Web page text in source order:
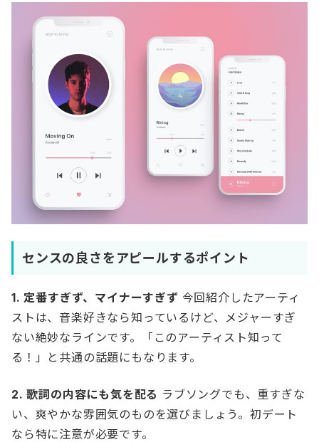
センスの良さをアピールするポイント
1. 定番すぎず、マイナーすぎず 今回紹介したアーティ
ストは、音楽好きなら知っているけど、メジャーすぎ
ない絶妙なラインです。「このアーティスト知って
る！」と共通の話題にもなります。
2. 歌詞の内容にも気を配る ラブソングでも、重すぎな
い、爽やかな雰囲気のものを選びましょう。初デート
なら特に注意が必要です。